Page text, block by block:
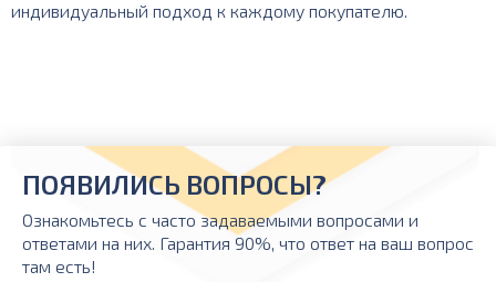
индивидуальный подход к каждому покупателю.
ПОЯВИЛИСЬ ВОПРОСЫ?
Ознакомьтесь с часто задаваемыми вопросами и
ответами на них. Гарантия 90%, что ответ на ваш вопрос
там есть!